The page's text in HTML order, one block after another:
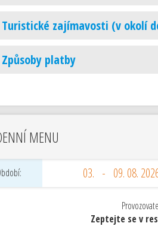
Turistické zajímavosti (v okolí
Způsoby platby
MENU
03. - 09. 08.
Zeptejte se v